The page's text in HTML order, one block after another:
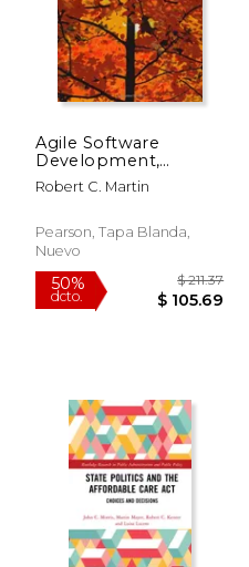
$ 69.11
Agile Software
Development,
Principles, Patterns,
and Practices:
International Edition:
Principles, Patterns,
Inglés)
Robert C. Martin
Pearson, Tapa Blanda,
Nuevo